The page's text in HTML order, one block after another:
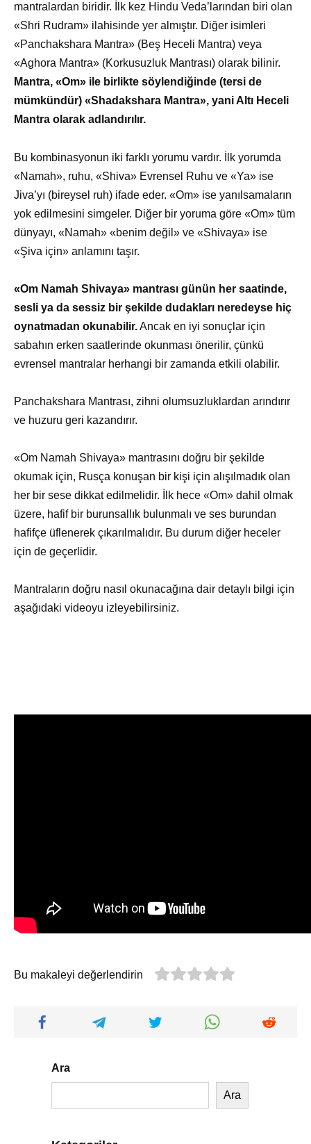
mantralardan biridir. İlk kez Hindu Veda’larından biri olan
«Shri Rudram» ilahisinde yer almıştır. Diğer isimleri
«Panchakshara Mantra» (Beş Heceli Mantra) veya
«Aghora Mantra» (Korkusuzluk Mantrası) olarak bilinir.
Mantra, «Om» ile birlikte söylendiğinde (tersi de
mümkündür) «Shadakshara Mantra», yani Altı Heceli
Mantra olarak adlandırılır.
Bu kombinasyonun iki farklı yorumu vardır. İlk yorumda
«Namah», ruhu, «Shiva» Evrensel Ruhu ve «Ya» ise
Jiva’yı (bireysel ruh) ifade eder. «Om» ise yanılsamaların
yok edilmesini simgeler. Diğer bir yoruma göre «Om» tüm
dünyayı, «Namah» «benim değil» ve «Shivaya» ise
«Şiva için» anlamını taşır.
«Om Namah Shivaya» mantrası günün her saatinde,
sesli ya da sessiz bir şekilde dudakları neredeyse hiç
oynatmadan okunabilir.Ancak en iyi sonuçlar için
sabahın erken saatlerinde okunması önerilir, çünkü
evrensel mantralar herhangi bir zamanda etkili olabilir.
Panchakshara Mantrası, zihni olumsuzluklardan arındırır
ve huzuru geri kazandırır.
«Om Namah Shivaya» mantrasını doğru bir şekilde
okumak için, Rusça konuşan bir kişi için alışılmadık olan
her bir sese dikkat edilmelidir. İlk hece «Om» dahil olmak
üzere, hafif bir burunsallık bulunmalı ve ses burundan
hafifçe üflenerek çıkarılmalıdır. Bu durum diğer heceler
için de geçerlidir.
Mantraların doğru nasıl okunacağına dair detaylı bilgi için
aşağıdaki videoyu izleyebilirsiniz.
Bu makaleyi değerlendirin
Ara
Ara